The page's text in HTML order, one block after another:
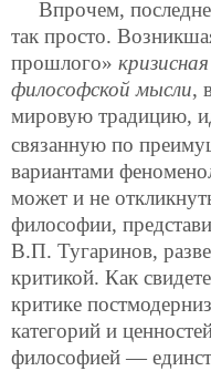
Впрочем,
так просто.
прошлого»
философской мысли,
мировую традицию,
связанную по
вариантами
может и не
философии,
В.П. Тугаринов,
критикой. Как
критике
категорий и
философией —